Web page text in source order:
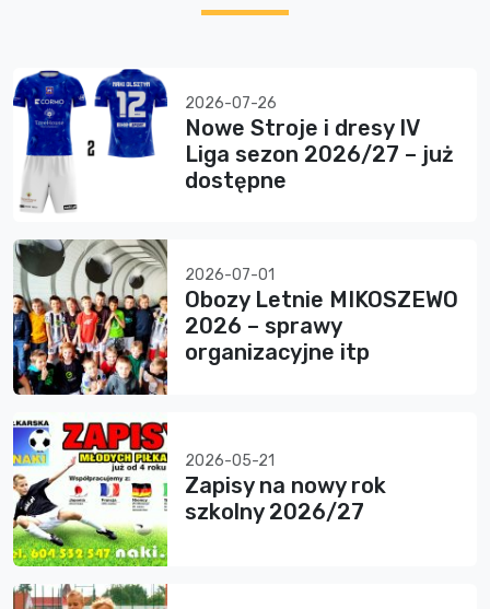
2026-07-26
Nowe Stroje i dresy IV
Liga sezon 2026/27 – już
dostępne
2026-07-01
Obozy Letnie MIKOSZEWO
2026 – sprawy
organizacyjne itp
2026-05-21
Zapisy na nowy rok
szkolny 2026/27